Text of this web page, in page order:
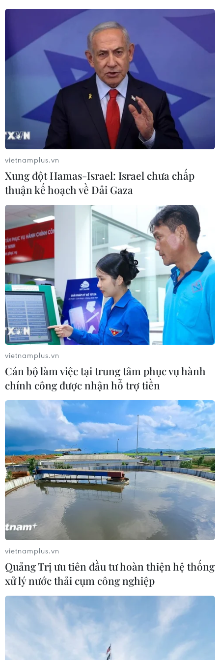
lượng do tình trạng thiếu đầu tư và trì hoãn
hoạt động bảo dưỡng nhà máy trong thời gian
đại dịch.
Tuy nhiên, đà tăng của giá dầu trong phiên này
bị hạn chế khi Trung Quốc lần đầu tiên công
khai bán dầu từ kho dự trữ quốc gia.
Nhiều nguồn tin cho hay hai công ty PetroChina
và Hengli Petrochemical đã mua khoảng 4,43
triệu thùng từ nguồn này.
Trước đó, ngoại trừ mức giảm 2% trong phiên
đầu tuần do đồng USD tăng cao, giá dầu đã liên
tục tăng lên trong bốn phiên còn lại trong tuần
qua nhờ được hỗ trợ bởi nhu cầu nhiên liệu
ngày càng tăng và dự trữ dầu thô của Mỹ giảm
khi hoạt động sản xuất ở Vịnh Mexico vẫn bị
hạn chế sau hai cơn bão.
Tính chung cả tuần, giá dầu Brent Biển Bắc tăng
gần 3,7%, trong khi mức tăng này của dầu WTI
là 3%.
Các chuyên gia của ngân hàng UBS (Thụy Sỹ) dự
đoán giá dầu Brent có thể chạm mốc 80
trữ và sản lượng của OPEC đều giảm xuống,
trong khi nhu cầu ở khu vực Trung Đông lại gia
tăng./.
(TTXVN/Vietnam+)
#Lượng dầu dự trữ
#OPEC+
vietnamplus.vn
Xung đột Hamas-Israel: Israel chưa chấp
thuận kế hoạch về Dải Gaza
vietnamplus.vn
Cán bộ làm việc tại trung tâm phục vụ hành
chính công được nhận hỗ trợ tiền
vietnamplus.vn
Quảng Trị ưu tiên đầu tư hoàn thiện hệ thống
xử lý nước thải cụm công nghiệp